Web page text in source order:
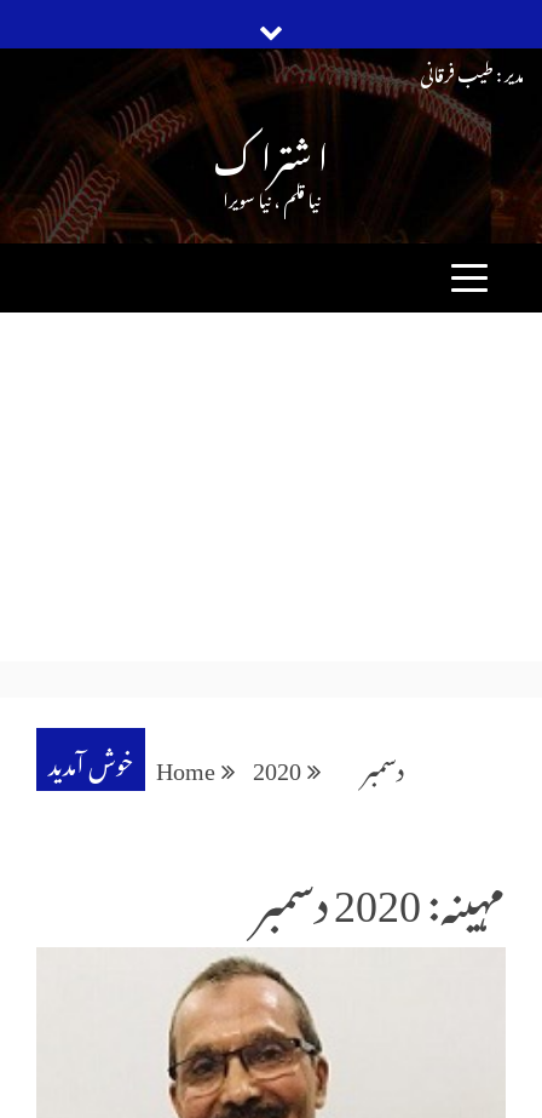
content
مدیر : طیب فرقانی
ا شترا ک
نیا قلم ، نیا سویرا
خوش آمدید Home 2020 دسمبر
مہینہ: 2020 دسمبر